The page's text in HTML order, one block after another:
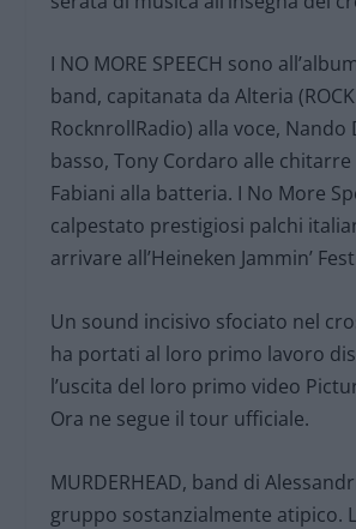
I NO MORE SPEECH sono
band, capitanata da Alteria (ROCK
RocknrollRadio) alla voce, Nando
basso, Tony Cordaro alle chitarre
Fabiani alla batteria. I No More
calpestato prestigiosi palchi
arrivare all’Heineken Jammin’
Un sound incisivo sfociato nel
ha portati al loro primo lavoro
l’uscita del loro primo video
Ora ne segue il tour ufficiale.
MURDERHEAD, band di
gruppo sostanzialmente atipico.